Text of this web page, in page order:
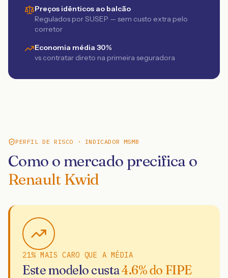
Preços idênticos ao balcão
Regulados por SUSEP — sem custo extra pelo
corretor
Economia média 30%
vs contratar direto na primeira seguradora
PERFIL DE RISCO · INDICADOR MSMB
Como o mercado precifica o
Renault Kwid
21% MAIS CARO QUE A MÉDIA
Este modelo custa4.6% do FIPE